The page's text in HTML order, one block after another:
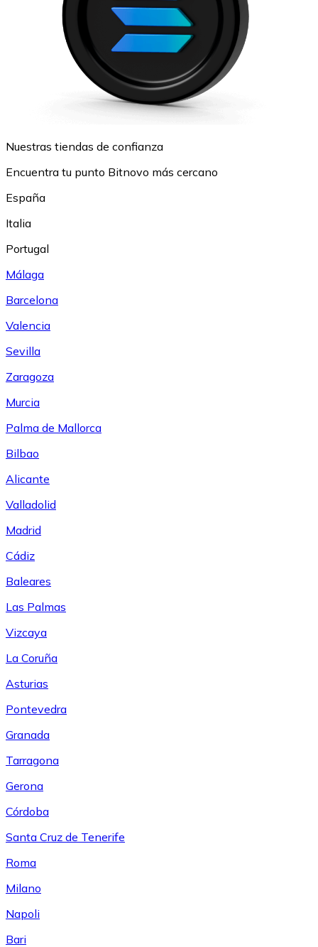
Nuestras tiendas de confianza
Encuentra tu punto Bitnovo más cercano
España
Italia
Portugal
Málaga
Barcelona
Valencia
Sevilla
Zaragoza
Murcia
Palma de Mallorca
Bilbao
Alicante
Valladolid
Madrid
Cádiz
Baleares
Las Palmas
Vizcaya
La Coruña
Asturias
Pontevedra
Granada
Tarragona
Gerona
Córdoba
Santa Cruz de Tenerife
Roma
Milano
Napoli
Bari